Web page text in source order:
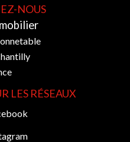
NOUS
LES RÉSEAUX